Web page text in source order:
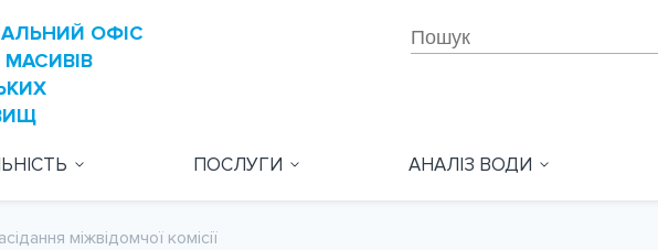
ПОСЛУГИ АНАЛІЗ ВОДИ
міжвідомчої комісії